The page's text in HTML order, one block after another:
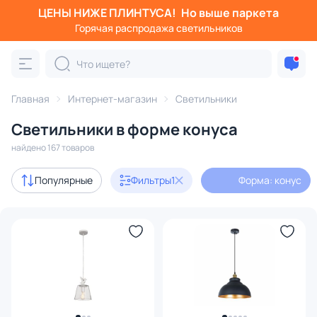
ЦЕНЫ НИЖЕ ПЛИНТУСА! Но выше паркета
Горячая распродажа светильников
Главная Интернет-магазин Светильники
Светильники в форме конуса
найдено 167 товаров
Популярные Фильтры1 Форма: конус
Фильтры
Категория:
Люстры Подвесные светильники Потолочные
Акции 8
109